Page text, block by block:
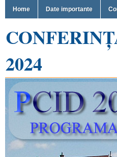
Home Date importante
2024